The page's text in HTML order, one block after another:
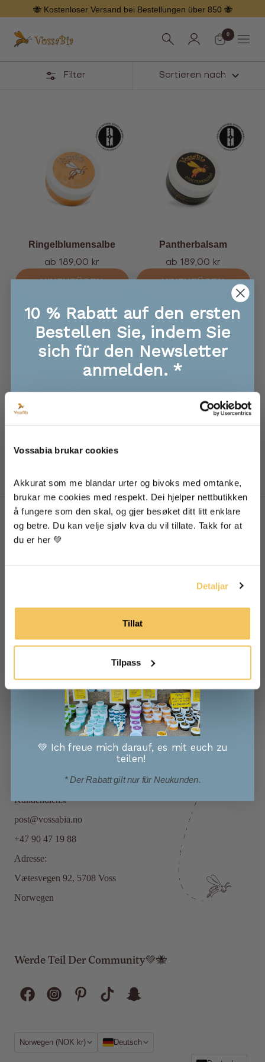
Vossabia brukar cookies
Akkurat som me blandar urter og bivoks med omtanke,
brukar me cookies med respekt. Dei hjelper nettbutikken
å fungere som den skal, og gjer besøket ditt litt enklare
og betre. Du kan velje sjølv kva du vil tillate. Takk for at
du er her 💚
Detaljar
Tillat
Tilpass
Überspringen🐝 Kostenloser Versand bei Bestellungen über 850 🐝
Vossabia 0
Filter Sortieren nach
Ringelblumensalbe
Angebot
ab 189,00 kr
HINZUFÜGEN
Pantherbalsam
Angebot
ab 189,00 kr
HINZUFÜGEN
Angebot
Ab 319,00 kr
Über Vossabia
FAQs
Rückgaberecht
Geschäftsbedingungen
Datenschutzrichtlinie
Kundendienst
post@vossabia.no
+47 90 47 19 88
Adresse:
Vætesvegen 92, 5708 Voss
Norwegen
Werde Teil Der Community💚🐝
Region
Norwegen (NOK kr) Sprache
Deutsch
Sprache
10 % Rabatt auf den ersten
Bestellen Sie, indem Sie
sich für den Newsletter
anmelden. *
Produkten
🐝 Sichere dir als Erster die Giveaways!
und Haare
Ich bin damit einverstanden, dass meine Daten
zum Erhalt von Newslettern von Vossabia
gespeichert werden.
Ja, ich möchte E-Mails von Vossabia
💚 Ich freue mich darauf, es mit euch zu
teilen!
* Der Rabatt gilt nur für Neukunden.